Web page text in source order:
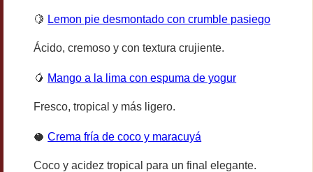
🍋 Lemon pie desmontado con crumble pasiego
Ácido, cremoso y con textura crujiente.
🥭 Mango a la lima con espuma de yogur
Fresco, tropical y más ligero.
🥥Crema fría de coco y maracuyá
Coco y acidez tropical para un final elegante.